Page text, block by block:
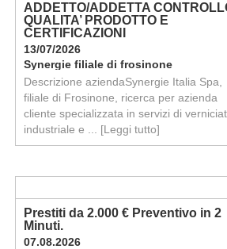
ADDETTO/ADDETTA
QUALITA’ PRODOTTO E
CERTIFICAZIONI
13/07/2026
Synergie filiale di frosinone
Descrizione aziendaSynergie Italia Spa,
filiale di Frosinone, ricerca per azienda
cliente specializzata in servizi di
industriale e ... [Leggi tutto]
Prestiti da 2.000 € Preventivo in 2
Minuti.
07.08.2026